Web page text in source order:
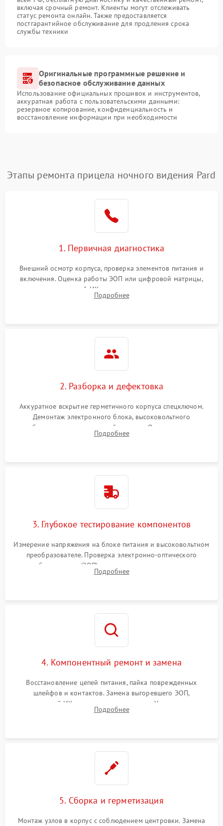
включая срочный ремонт. Клиенты могут отслеживать
статус ремонта онлайн. Также предоставляется
постгарантийное обслуживание для продления срока
службы техники
Оригинальные программные решение и
безопасное обслуживание данных
Использование официальных прошивок и инструментов,
аккуратная работа с пользовательскими данными:
резервное копирование, конфиденциальность и
восстановление информации при необходимости
Этапы ремонта прицела ночного видения Pard
1. Первичная диагностика
Внешний осмотр корпуса, проверка элементов питания и
включения. Оценка работы ЭОП или цифровой матрицы,
проверка встроенной ИК-подсветки и механизма выверки
прицельной сетки. Выявление видимых дефектов оптики и
Подробнее
2. Разборка и дефектовка
Аккуратное вскрытие герметичного корпуса спецключом.
Демонтаж электронного блока, высоковольтного
преобразователя и оптической системы. Осмотр контактов
на окисление и проверка целостности уплотнительных
Подробнее
3. Глубокое тестирование компонентов
Измерение напряжения на блоке питания и высоковольтном
преобразователе. Проверка электронно-оптического
преобразователя (ЭОП) на стенде на предмет эмиссии,
шумов и засветок. Диагностика микросхем цифровых
Подробнее
4. Компонентный ремонт и замена
Восстановление цепей питания, пайка поврежденных
шлейфов и контактов. Замена выгоревшего ЭОП,
неисправной ИК-подсветки или матрицы. Ультразвуковая
очистка плат и удаление загрязнений с линз объектива и
Подробнее
5. Сборка и герметизация
Монтаж узлов в корпус с соблюдением центровки. Замена